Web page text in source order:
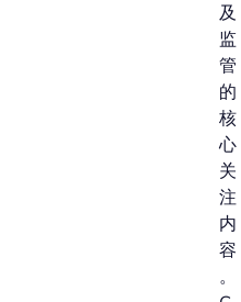
及
监
管
的
核
心
关
注
内
容
。